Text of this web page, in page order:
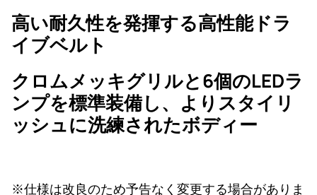
高い耐久性を発揮する高性能ドラ
イブベルト
クロムメッキグリルと6個のLEDラ
ンプを標準装備し、よりスタイリ
ッシュに洗練されたボディー
※仕様は改良のため予告なく変更する場合がありま